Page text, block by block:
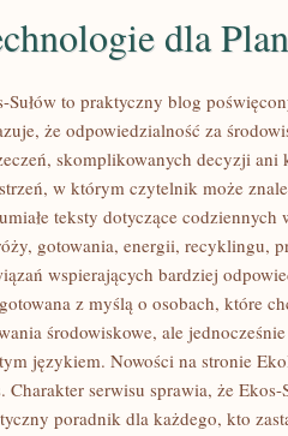
dla
Sułów to praktyczny blog
że odpowiedzialność za
skomplikowanych decyzji ani
w którym czytelnik może
teksty dotyczące
gotowania, energii, recyklingu,
wspierających bardziej
z myślą o osobach, które
środowiskowe, ale
językiem. Nowości na stronie
Charakter serwisu sprawia, że
poradnik dla każdego, kto